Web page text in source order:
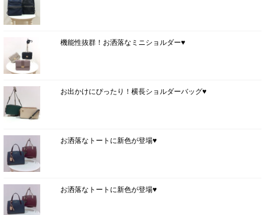
機能性抜群！お洒落なミニショルダー♥
お出かけにぴったり！横長ショルダーバッグ♥
お洒落なトートに新色が登場♥
お洒落なトートに新色が登場♥